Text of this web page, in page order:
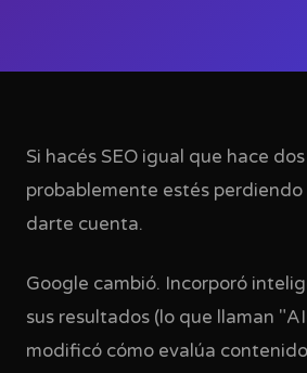
Si hacés SEO igual que hace
probablemente estés perdiendo
darte cuenta.
Google cambió. Incorporó
sus resultados (lo que llaman
modificó cómo evalúa